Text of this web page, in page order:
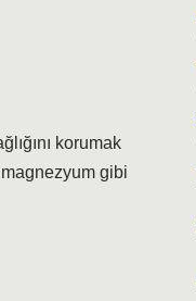
korumak
gibi